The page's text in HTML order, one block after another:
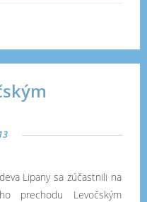
Lipany sa zúčastnili na
prechodu Levočským